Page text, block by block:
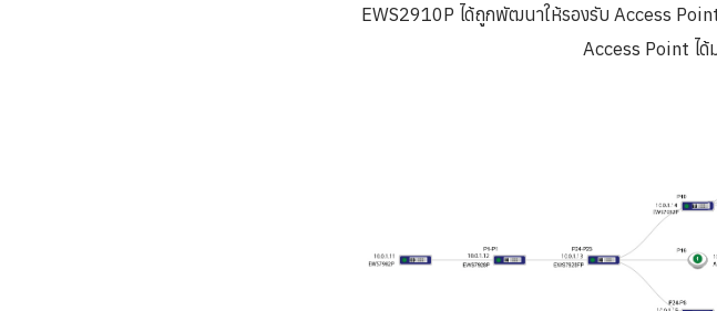
EWS2910P ได้ถูกพัฒนาให้รองรับ Access
Access Point ได้